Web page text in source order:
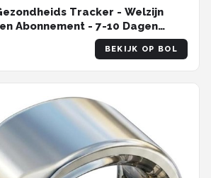
Tracker - Welzijn
Abonnement - 7-10 Dagen
BEKIJK OP BOL